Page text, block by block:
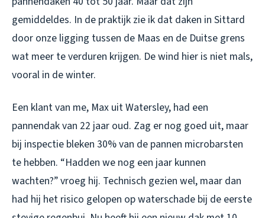
gemiddeldes. In de praktijk zie ik dat daken in Sittard
door onze ligging tussen de Maas en de Duitse grens
wat meer te verduren krijgen. De wind hier is niet mals,
vooral in de winter.
Een klant van me, Max uit Watersley, had een
pannendak van 22 jaar oud. Zag er nog goed uit, maar
bij inspectie bleken 30% van de pannen microbarsten
te hebben. “Hadden we nog een jaar kunnen
wachten?” vroeg hij. Technisch gezien wel, maar dan
had hij het risico gelopen op waterschade bij de eerste